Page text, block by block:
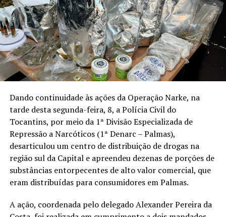
Dando continuidade às ações da Operação Narke, na
tarde desta segunda-feira, 8, a Polícia Civil do
Tocantins, por meio da 1ª Divisão Especializada de
Repressão a Narcóticos (1ª Denarc – Palmas),
desarticulou um centro de distribuição de drogas na
região sul da Capital e apreendeu dezenas de porções de
substâncias entorpecentes de alto valor comercial, que
eram distribuídas para consumidores em Palmas.
A ação, coordenada pelo delegado Alexander Pereira da